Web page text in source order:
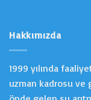
Hakkımızda
1999 yılında
uzman kadrosu ve